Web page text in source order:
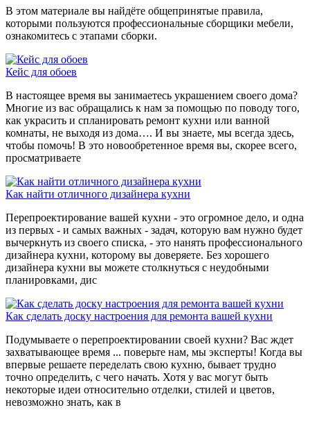
В этом материале вы найдёте общепринятые правила,
которыми пользуются профессиональные сборщики мебели,
ознакомитесь с этапами сборки.
Кейс для обоев
В настоящее время вы занимаетесь украшением своего дома?
Многие из вас обращались к нам за помощью по поводу того,
как украсить и спланировать ремонт кухни или ванной
комнаты, не выходя из дома…. И вы знаете, мы всегда здесь,
чтобы помочь! В это новообретенное время вы, скорее всего,
просматриваете
Как найти отличного дизайнера кухни
Перепроектирование вашей кухни - это огромное дело, и одна
из первых - и самых важных - задач, которую вам нужно будет
вычеркнуть из своего списка, - это нанять профессионального
дизайнера кухни, которому вы доверяете. Без хорошего
дизайнера кухни вы можете столкнуться с неудобными
планировками, дис
Как сделать доску настроения для ремонта вашей кухни
Подумываете о перепроектировании своей кухни? Вас ждет
захватывающее время ... поверьте нам, мы эксперты! Когда вы
впервые решаете переделать свою кухню, бывает трудно
точно определить, с чего начать. Хотя у вас могут быть
некоторые идеи относительно отделки, стилей и цветов,
невозможно знать, как в